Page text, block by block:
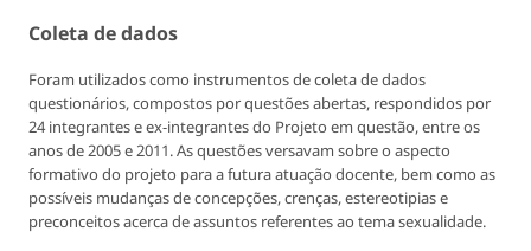
Coleta de dados
Foram utilizados como instrumentos de coleta de dados
questionários, compostos por questões abertas, respondidos por
24 integrantes e ex-integrantes do Projeto em questão, entre os
anos de 2005 e 2011. As questões versavam sobre o aspecto
formativo do projeto para a futura atuação docente, bem como as
possíveis mudanças de concepções, crenças, estereotipias e
preconceitos acerca de assuntos referentes ao tema sexualidade.